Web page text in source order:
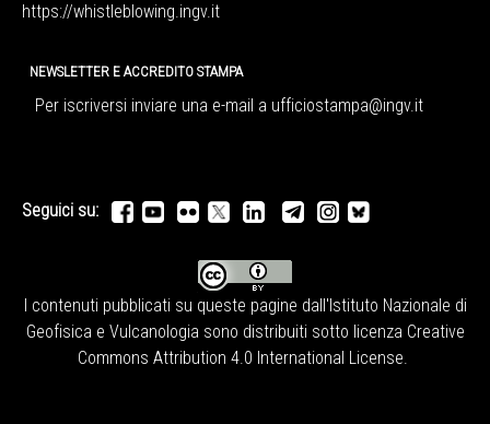
https://whistleblowing.ingv.it
NEWSLETTER E ACCREDITO STAMPA
Per iscriversi inviare una e-mail a ufficiostampa@ingv.it
Seguici su:
I contenuti pubblicati su queste pagine dall' Istituto Nazionale di
Geofisica e Vulcanologia sono distribuiti sotto licenza Creative
Commons Attribution 4.0 International License.